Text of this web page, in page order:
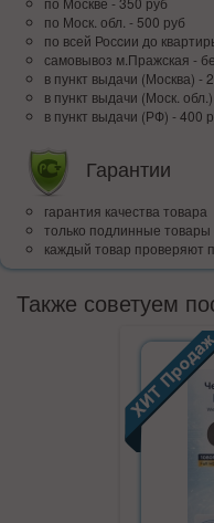
по Моск. обл. - 500 руб
по всей Росcии до
самовывоз м.Пражская -
в пункт выдачи (Москва) -
в пункт выдачи (Моск.
в пункт выдачи (РФ) - 400
Гарантии
гарантия качества товара
только подлинные
каждый товар проверяют
Также советуем